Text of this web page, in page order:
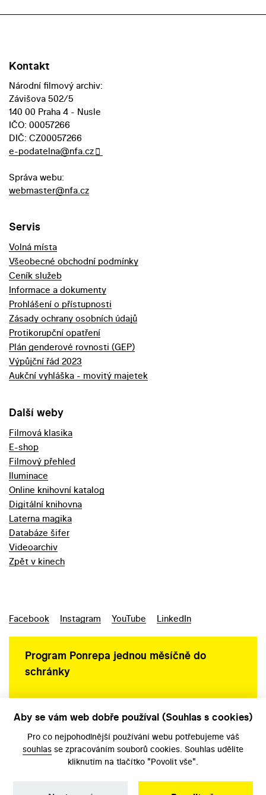
Kontakt
Národní filmový archiv:
Závišova 502/5
140 00 Praha 4 - Nusle
IČO: 00057266
DIČ: CZ00057266
e-podatelna@nfa.cz
Správa webu:
webmaster@nfa.cz
Servis
Volná místa
Všeobecné obchodní podmínky
Ceník služeb
Informace a dokumenty
Prohlášení o přístupnosti
Zásady ochrany osobních údajů
Protikorupční opatření
Plán genderové rovnosti (GEP)
Výpůjční řád 2023
Aukční vyhláška - movitý majetek
Další weby
Filmová klasika
E-shop
Filmový přehled
Iluminace
Online knihovní katalog
Digitální knihovna
Laterna magika
Databáze šifer
Videoarchiv
Zpět v kinech
Facebook Instagram YouTube LinkedIn
Program Ponrepa jednou měsíčně do
schránky
Aby se vám web dobře používal (Souhlas s cookies)
Pro co nejpohodlnější používání webu potřebujeme váš
souhlas se zpracováním souborů cookies. Souhlas udělíte
kliknutím na tlačítko "Povolit vše".